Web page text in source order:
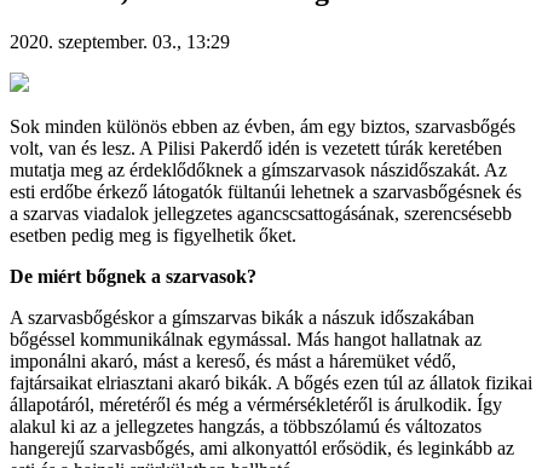
2020. szeptember. 03., 13:29
Sok minden különös ebben az évben, ám egy biztos, szarvasbőgés
volt, van és lesz. A Pilisi Pakerdő idén is vezetett túrák keretében
mutatja meg az érdeklődőknek a gímszarvasok nászidőszakát. Az
esti erdőbe érkező látogatók fültanúi lehetnek a szarvasbőgésnek és
a szarvas viadalok jellegzetes agancscsattogásának, szerencsésebb
esetben pedig meg is figyelhetik őket.
De miért bőgnek a szarvasok?
A szarvasbőgéskor a gímszarvas bikák a nászuk időszakában
bőgéssel kommunikálnak egymással. Más hangot hallatnak az
imponálni akaró, mást a kereső, és mást a háremüket védő,
fajtársaikat elriasztani akaró bikák. A bőgés ezen túl az állatok fizikai
állapotáról, méretéről és még a vérmérsékletéről is árulkodik. Így
alakul ki az a jellegzetes hangzás, a többszólamú és változatos
hangerejű szarvasbőgés, ami alkonyattól erősödik, és leginkább az